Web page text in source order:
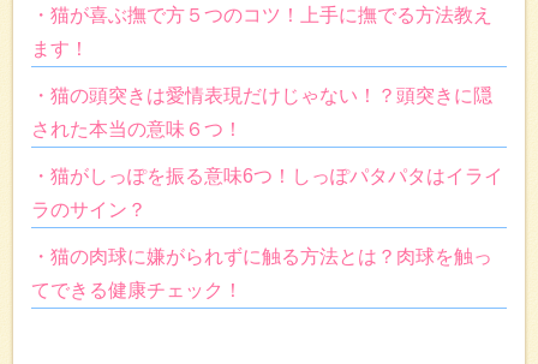
・猫が喜ぶ撫で方５つのコツ！上手に撫でる方法教え
ます！
・猫の頭突きは愛情表現だけじゃない！？頭突きに隠
された本当の意味６つ！
・猫がしっぽを振る意味6つ！しっぽパタパタはイライ
ラのサイン？
・猫の肉球に嫌がられずに触る方法とは？肉球を触っ
てできる健康チェック！